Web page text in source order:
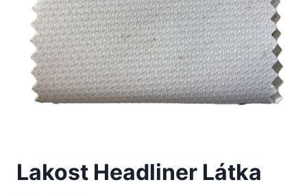
Lakost Headliner Látka